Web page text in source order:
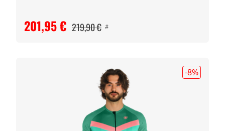
201,95 € 219,90 € #
-8%